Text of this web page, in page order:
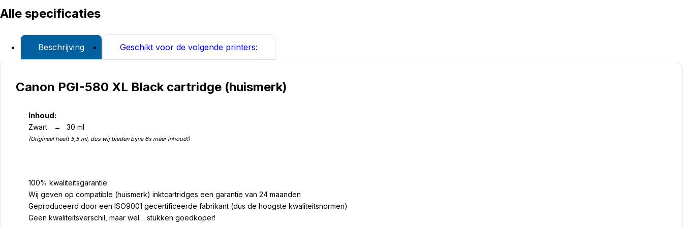
Alle specificaties
Beschrijving Geschikt voor de volgende printers:
Canon PGI-580 XL Black cartridge (huismerk)
Inhoud:
Zwart → 30 ml
(Origineel heeft 5,5 ml, dus wij bieden bijna 6x méér inhoud!)
100% kwaliteitsgarantie
Wij geven op compatible (huismerk) inktcartridges een garantie van 24 maanden
Geproduceerd door een ISO9001 gecertificeerde fabrikant (dus de hoogste kwaliteitsnormen)
Geen kwaliteitsverschil, maar wel… stukken goedkoper!